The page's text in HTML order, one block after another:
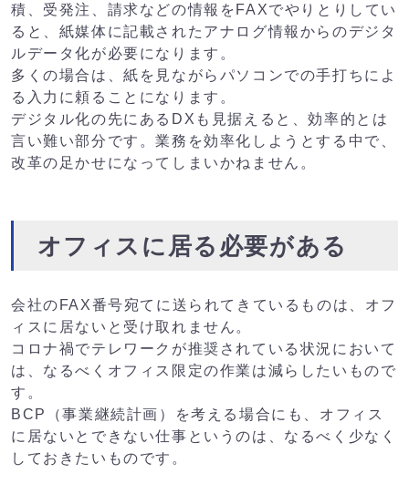
積、受発注、請求などの情報をFAXでやりとりしてい
ると、紙媒体に記載されたアナログ情報からのデジタ
ルデータ化が必要になります。
多くの場合は、紙を見ながらパソコンでの手打ちによ
る入力に頼ることになります。
デジタル化の先にあるDXも見据えると、効率的とは
言い難い部分です。業務を効率化しようとする中で、
改革の足かせになってしまいかねません。
オフィスに居る必要がある
会社のFAX番号宛てに送られてきているものは、オフ
ィスに居ないと受け取れません。
コロナ禍でテレワークが推奨されている状況において
は、なるべくオフィス限定の作業は減らしたいもので
す。
BCP（事業継続計画）を考える場合にも、オフィス
に居ないとできない仕事というのは、なるべく少なく
しておきたいものです。